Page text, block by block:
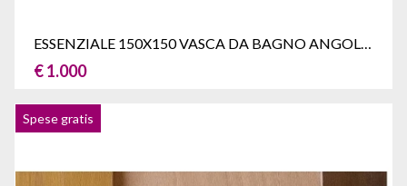
ESSENZIALE 150X150 VASCA DA BAGNO ANGOLARE
€ 1.000
Spese gratis